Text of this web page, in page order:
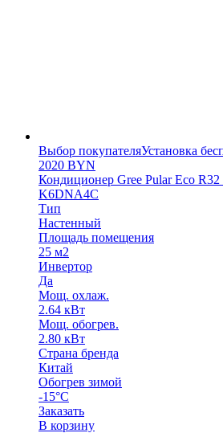
Выбор покупателяУстановка
2020 BYN
Кондиционер Gree Pular Eco
K6DNA4C
Тип
Настенный
Площадь помещения
25 м2
Инвертор
Да
Мощ. охлаж.
2.64 кВт
Мощ. обогрев.
2.80 кВт
Страна бренда
Китай
Обогрев зимой
-15°С
Заказать
В корзину